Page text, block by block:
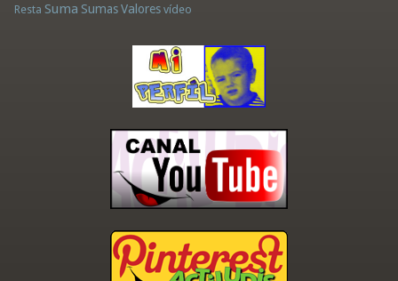
Resta Suma Sumas Valores vídeo